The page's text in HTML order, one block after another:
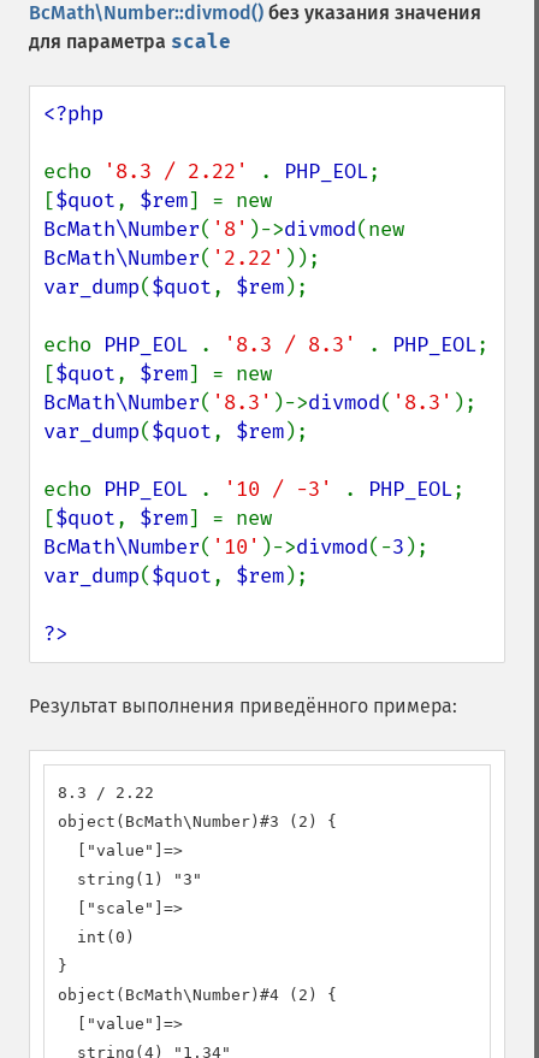
BcMath\Number::divmod() без указания значения
для параметра scale
<?php
echo '8.3 / 2.22' . PHP_EOL;
[$quot, $rem
BcMath\Number( '8' )->divmod
BcMath\Number( '2.22'
var_dump($quot, $rem);
echo PHP_EOL . '8.3 / 8.3' . PHP_EOL;
[$quot, $rem
BcMath\Number( '8.3' )->divmod( '8.3'
var_dump($quot, $rem);
echo PHP_EOL . '10 / -3' . PHP_EOL;
[$quot, $rem
BcMath\Number( '10' )->divmod(-3
var_dump($quot, $rem);
?>
Результат выполнения приведённого примера:
8.3 / 2.22
object(BcMath\Number)#3 (2) {
  ["value"]=>
  string(1) "3"
  ["scale"]=>
  int(0)
}
object(BcMath\Number)#4 (2) {
  ["value"]=>
  string(4) "1.34"